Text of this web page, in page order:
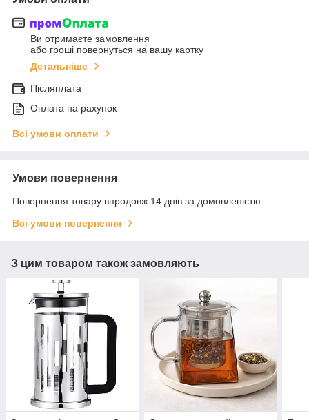
Ви отримаєте замовлення
або гроші повернуться на вашу картку
Детальніше
Післяплата
Оплата на рахунок
Всі умови оплати
Умови повернення
Повернення товару впродовж 14 днів за домовленістю
Всі умови повернення
З цим товаром також замовляють